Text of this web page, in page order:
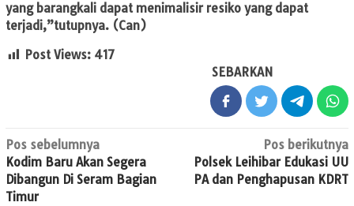
yang barangkali dapat menimalisir resiko yang dapat
terjadi,”tutupnya. (Can)
Post Views: 417
SEBARKAN
Navigasi
pos
Pos sebelumnya
Kodim Baru Akan Segera
Dibangun Di Seram Bagian
Timur
Pos berikutnya
Polsek Leihibar Edukasi UU
PA dan Penghapusan KDRT